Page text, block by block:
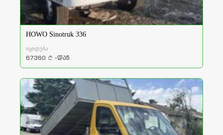
HOWO Sinotruk 336
იყიდება
67360 a -დან